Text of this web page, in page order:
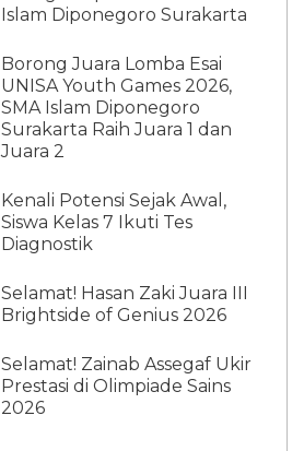
Islam Diponegoro Surakarta
Borong Juara Lomba Esai
UNISA Youth Games 2026,
SMA Islam Diponegoro
Surakarta Raih Juara 1 dan
Juara 2
Kenali Potensi Sejak Awal,
Siswa Kelas 7 Ikuti Tes
Diagnostik
Selamat! Hasan Zaki Juara III
Brightside of Genius 2026
Selamat! Zainab Assegaf Ukir
Prestasi di Olimpiade Sains
2026